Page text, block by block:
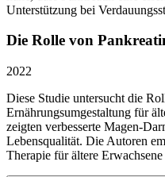
Unterstützung bei
Die Rolle von
2022
Diese Studie untersucht die
Ernährungsumgestaltung für
zeigten verbesserte Magen-
Lebensqualität. Die Autoren
Therapie für ältere